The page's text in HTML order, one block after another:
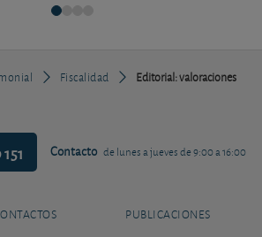
Fiscalidad
Editorial: valoraciones
Contacto de lunes a jueves de 9:00 a 16:00
PUBLICACIONES